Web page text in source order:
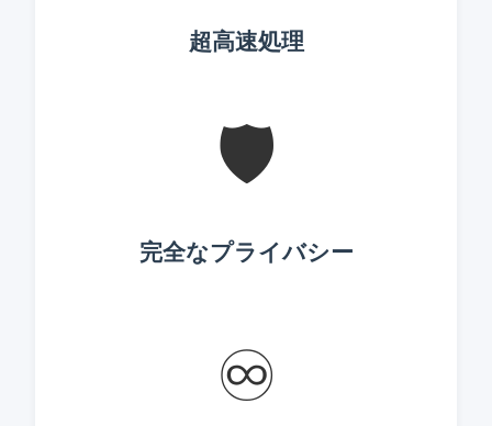
超高速処理
🛡️
完全なプライバシー
♾️